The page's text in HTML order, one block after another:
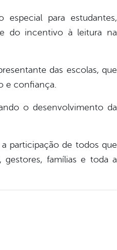
para estudantes,
do incentivo à leitura na
das escolas, que
e confiança.
o desenvolvimento da
participação de todos que
gestores, famílias e toda a